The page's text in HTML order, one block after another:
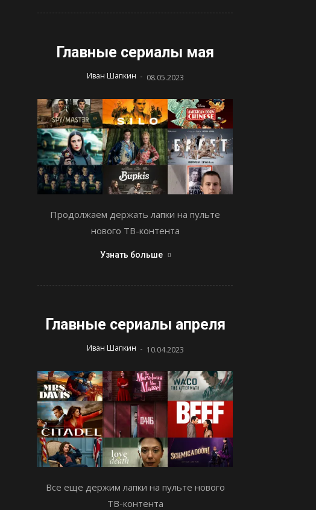
Главные сериалы мая
Иван Шапкин - 08.05.2023
Продолжаем держать лапки на пульте
нового ТВ-контента
Узнать больше
Главные сериалы апреля
Иван Шапкин - 10.04.2023
Все еще держим лапки на пульте нового
ТВ-контента